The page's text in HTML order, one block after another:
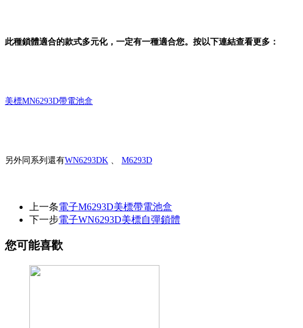
此種鎖體適合的款式多元化，一定有一種適合您。按以下連結查看更多：
美標MN6293D帶電池盒
另外同系列還有WN6293DK M6293D
上一条電子M6293D美標帶電池盒
下一步電子WN6293D美標自彈鎖體
您可能喜歡